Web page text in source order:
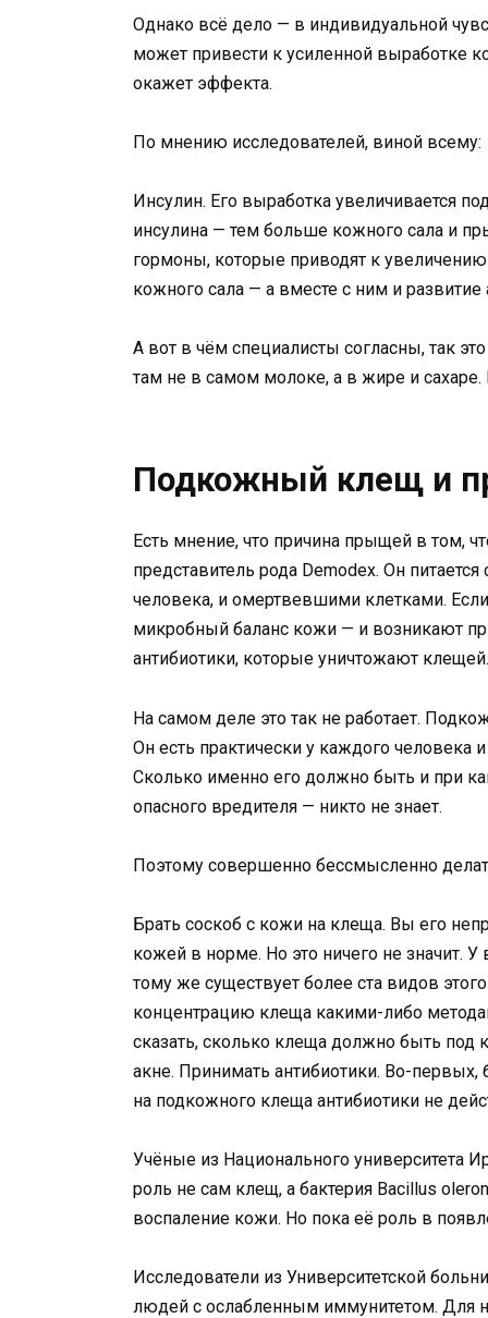
Однако всё дело — в индивидуальной
может привести к усиленной выработке
окажет эффекта.
По мнению исследователей, виной всему:
Инсулин. Его выработка увеличивается
инсулина — тем больше кожного сала и
гормоны, которые приводят к
кожного сала — а вместе с ним и развитие
А вот в чём специалисты согласны, так
там не в самом молоке, а в жире и
Подкожный клещ и
Есть мнение, что причина прыщей в том,
представитель рода Demodex. Он
человека, и омертвевшими клетками.
микробный баланс кожи — и возникают
антибиотики, которые уничтожают
На самом деле это так не работает.
Он есть практически у каждого
Сколько именно его должно быть и при
опасного вредителя — никто не знает.
Поэтому совершенно бессмысленно
Брать соскоб с кожи на клеща. Вы его
кожей в норме. Но это ничего не значит.
тому же существует более ста видов
концентрацию клеща какими-либо
сказать, сколько клеща должно быть под
акне. Принимать антибиотики. Во-первых,
на подкожного клеща антибиотики не
Учёные из Национального университета
роль не сам клещ, а бактерия Bacillus
воспаление кожи. Но пока её роль в
Исследователи из Университетской
людей с ослабленным иммунитетом. Для